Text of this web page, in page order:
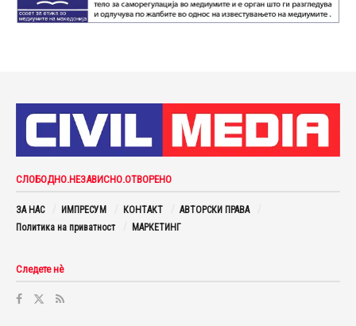
СЛОБОДНО.НЕЗАВИСНО.ОТВОРЕНО
ЗА НАС ИМПРЕСУМ КОНТАКТ
АВТОРСКИ ПРАВА
Политика на приватност
МАРКЕТИНГ
Следете нè